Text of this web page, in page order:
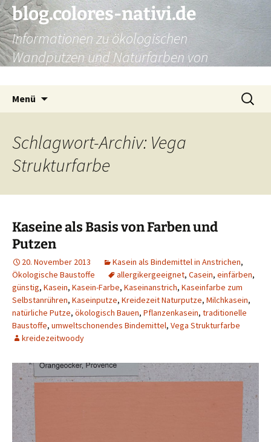
Zum
Inhalt
springen
blog.colores-nativi.de
Informationen zu ökologischen
Wandputzen und Naturfarben von
Menü
Suchen
nach:
Schlagwort-Archiv: Vega
Strukturfarbe
Kaseine als Basis von Farben und
Putzen
20. November 2013 Kasein als Bindemittel in Anstrichen,
Ökologische Baustoffe
allergikergeeignet, Casein, einfärben,
günstig, Kasein, Kasein-Farbe, Kaseinanstrich, Kaseinfarbe zum
Selbstanrühren, Kaseinputze, Kreidezeit Naturputze, Milchkasein,
natürliche Putze, ökologisch Bauen, Pflanzenkasein, traditionelle
Baustoffe, umweltschonendes Bindemittel, Vega Strukturfarbe
kreidezeitwoody